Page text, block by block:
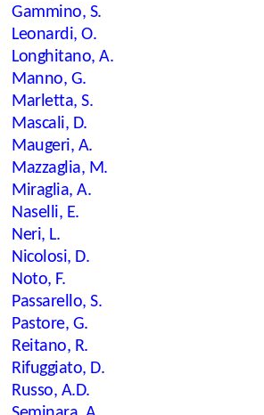
Gammino, S.
Leonardi, O.
Longhitano, A.
Manno, G.
Marletta, S.
Mascali, D.
Maugeri, A.
Mazzaglia, M.
Miraglia, A.
Naselli, E.
Neri, L.
Nicolosi, D.
Noto, F.
Passarello, S.
Pastore, G.
Reitano, R.
Rifuggiato, D.
Russo, A.D.